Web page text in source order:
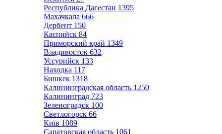
Республика Дагестан 1395
Махачкала 666
Дербент 150
Каспийск 84
Приморский край 1349
Владивосток 632
Уссурийск 133
Находка 117
Бишкек 1318
Калининградская область 1250
Калининград 723
Зеленоградск 100
Светлогорск 66
Київ 1089
Саратовская область 1061